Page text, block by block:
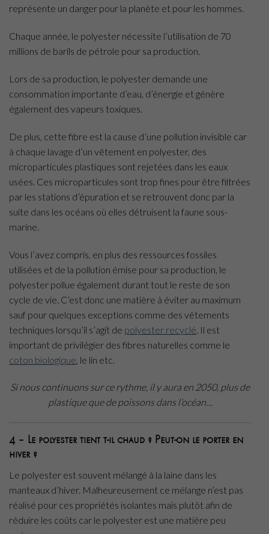
représente un danger pour la planète et pour les hommes.
Chaque année, le polyester nécessite l’utilisation de 70
millions de barils de pétrole pour sa production.
Lors de sa production, le polyester demande une
consommation importante d’eau, d’énergie et génère
également des vapeurs toxiques.
De plus, cette fibre est la cause d’une pollution invisible car
à chaque lavage d’un vêtement en polyester, des
microparticules plastiques sont rejetées dans les eaux
usées. Ces microparticules sont trop fines pour être filtrées
par les stations d’épuration et se retrouvent donc par la
suite dans les océans où elles détruisent la faune sous-
marine.
Vous l’avez compris, en plus des ressources fossiles
utilisées et de la pollution émise pour sa production, le
polyester pollue également durant tout le reste de son
cycle de vie. C’est donc une matière à éviter au maximum
sauf pour quelques exceptions comme des vêtements
techniques lorsqu’il s’agit de polyester recyclé . Il est
important de privilégier des fibres naturelles comme le
coton biologique , le lin etc.
Si nous continuons sur ce rythme, il y aura en 2050, plus de
plastique que de poissons dans l’océan…
4 – Le polyester tient t-il chaud ? Peut-on le porter en
hiver ?
Le polyester est souvent mélangé à la laine dans les
manteaux d’hiver. Malheureusement ce mélange n’est pas
réalisé pour ces propriétés isolantes mais plutôt afin de
réduire les coûts car le polyester est une matière peu